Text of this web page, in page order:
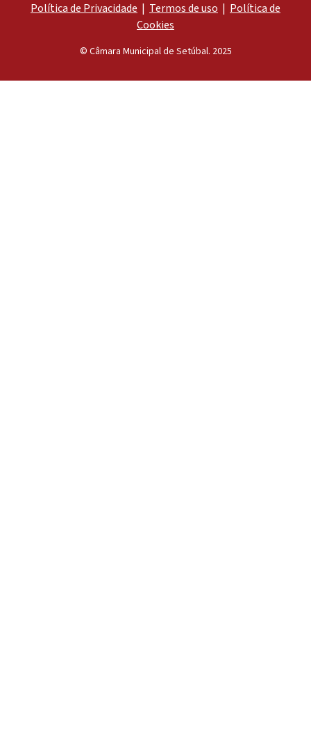
Política de Privacidade | Termos de uso | Política de
Cookies
© Câmara Municipal de Setúbal. 2025